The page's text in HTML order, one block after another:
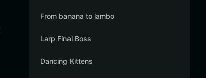
From banana to lambo
Larp Final Boss
Dancing Kittens